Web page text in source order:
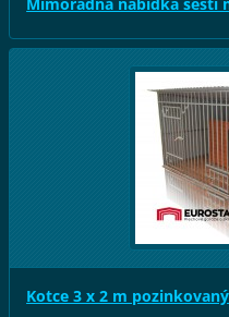
Kotce 3 x 2 m